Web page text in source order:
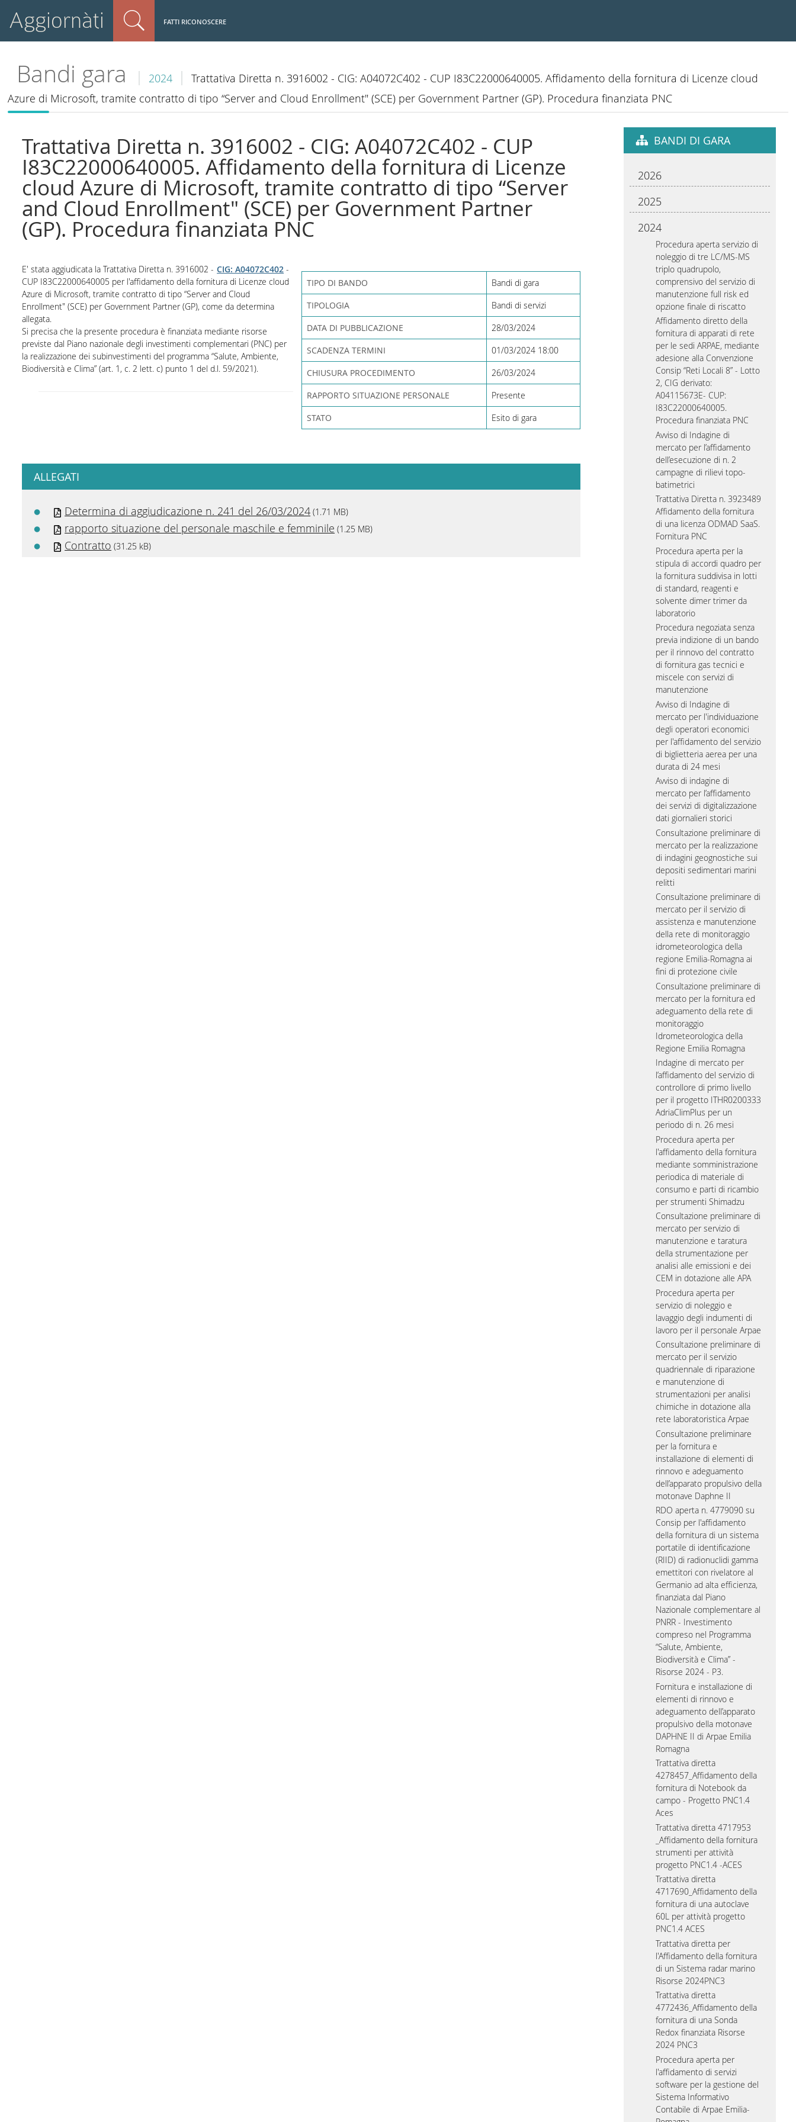
Aggiornàti FATTI RICONOSCERE
Bandi gara 2024
Trattativa Diretta n. 3916002 - CIG: A04072C402 - CUP I83C22000640005. Affidamento della fornitura di Licenze cloud
Azure di Microsoft, tramite contratto di tipo “Server and Cloud Enrollment" (SCE) per Government Partner (GP). Procedura finanziata PNC
Trattativa Diretta n. 3916002 - CIG: A04072C402 - CUP
I83C22000640005. Affidamento della fornitura di Licenze
cloud Azure di Microsoft, tramite contratto di tipo “Server
and Cloud Enrollment" (SCE) per Government Partner
(GP). Procedura finanziata PNC
TIPO DI BANDO
Bandi di gara
TIPOLOGIA
Bandi di servizi
DATA DI PUBBLICAZIONE
28/03/2024
SCADENZA TERMINI
01/03/2024 18:00
CHIUSURA PROCEDIMENTO
26/03/2024
RAPPORTO SITUAZIONE PERSONALE
Presente
STATO
Esito di gara
E' stata aggiudicata la Trattativa Diretta n. 3916002 - CIG: A04072C402 -
CUP I83C22000640005 per l'affidamento della fornitura di Licenze cloud
Azure di Microsoft, tramite contratto di tipo “Server and Cloud
Enrollment" (SCE) per Government Partner (GP), come da determina
allegata.
Si precisa che la presente procedura è finanziata mediante risorse
previste dal Piano nazionale degli investimenti complementari (PNC) per
la realizzazione dei subinvestimenti del programma “Salute, Ambiente,
Biodiversità e Clima” (art. 1, c. 2 lett. c) punto 1 del d.l. 59/2021).
ALLEGATI
Determina di aggiudicazione n. 241 del 26/03/2024 (1.71 MB)
rapporto situazione del personale maschile e femminile (1.25 MB)
Contratto (31.25 kB)
BANDI DI GARA
2026
2025
2024
Procedura aperta servizio di
noleggio di tre LC/MS-MS
triplo quadrupolo,
comprensivo del servizio di
manutenzione full risk ed
opzione finale di riscatto
Affidamento diretto della
fornitura di apparati di rete
per le sedi ARPAE, mediante
adesione alla Convenzione
Consip “Reti Locali 8” - Lotto
2, CIG derivato:
A04115673E- CUP:
I83C22000640005.
Procedura finanziata PNC
Avviso di Indagine di
mercato per l’affidamento
dell’esecuzione di n. 2
campagne di rilievi topo-
batimetrici
Trattativa Diretta n. 3923489
Affidamento della fornitura
di una licenza ODMAD SaaS.
Fornitura PNC
Procedura aperta per la
stipula di accordi quadro per
la fornitura suddivisa in lotti
di standard, reagenti e
solvente dimer trimer da
laboratorio
Procedura negoziata senza
previa indizione di un bando
per il rinnovo del contratto
di fornitura gas tecnici e
miscele con servizi di
manutenzione
Avviso di Indagine di
mercato per l'individuazione
degli operatori economici
per l'affidamento del servizio
di biglietteria aerea per una
durata di 24 mesi
Avviso di indagine di
mercato per l’affidamento
dei servizi di digitalizzazione
dati giornalieri storici
Consultazione preliminare di
mercato per la realizzazione
di indagini geognostiche sui
depositi sedimentari marini
relitti
Consultazione preliminare di
mercato per il servizio di
assistenza e manutenzione
della rete di monitoraggio
idrometeorologica della
regione Emilia-Romagna ai
fini di protezione civile
Consultazione preliminare di
mercato per la fornitura ed
adeguamento della rete di
monitoraggio
Idrometeorologica della
Regione Emilia Romagna
Indagine di mercato per
l’affidamento del servizio di
controllore di primo livello
per il progetto ITHR0200333
AdriaClimPlus per un
periodo di n. 26 mesi
Procedura aperta per
l'affidamento della fornitura
mediante somministrazione
periodica di materiale di
consumo e parti di ricambio
per strumenti Shimadzu
Consultazione preliminare di
mercato per servizio di
manutenzione e taratura
della strumentazione per
analisi alle emissioni e dei
CEM in dotazione alle APA
Procedura aperta per
servizio di noleggio e
lavaggio degli indumenti di
lavoro per il personale Arpae
Consultazione preliminare di
mercato per il servizio
quadriennale di riparazione
e manutenzione di
strumentazioni per analisi
chimiche in dotazione alla
rete laboratoristica Arpae
Consultazione preliminare
per la fornitura e
installazione di elementi di
rinnovo e adeguamento
dell’apparato propulsivo della
motonave Daphne II
RDO aperta n. 4779090 su
Consip per l'affidamento
della fornitura di un sistema
portatile di identificazione
(RIID) di radionuclidi gamma
emettitori con rivelatore al
Germanio ad alta efficienza,
finanziata dal Piano
Nazionale complementare al
PNRR - Investimento
compreso nel Programma
“Salute, Ambiente,
Biodiversità e Clima” -
Risorse 2024 - P3.
Fornitura e installazione di
elementi di rinnovo e
adeguamento dell’apparato
propulsivo della motonave
DAPHNE II di Arpae Emilia
Romagna
Trattativa diretta
4278457_Affidamento della
fornitura di Notebook da
campo - Progetto PNC1.4
Aces
Trattativa diretta 4717953
_Affidamento della fornitura
strumenti per attività
progetto PNC1.4 -ACES
Trattativa diretta
4717690_Affidamento della
fornitura di una autoclave
60L per attività progetto
PNC1.4 ACES
Trattativa diretta per
l'Affidamento della fornitura
di un Sistema radar marino
Risorse 2024PNC3
Trattativa diretta
4772436_Affidamento della
fornitura di una Sonda
Redox finanziata Risorse
2024 PNC3
Procedura aperta per
l'affidamento di servizi
software per la gestione del
Sistema Informativo
Contabile di Arpae Emilia-